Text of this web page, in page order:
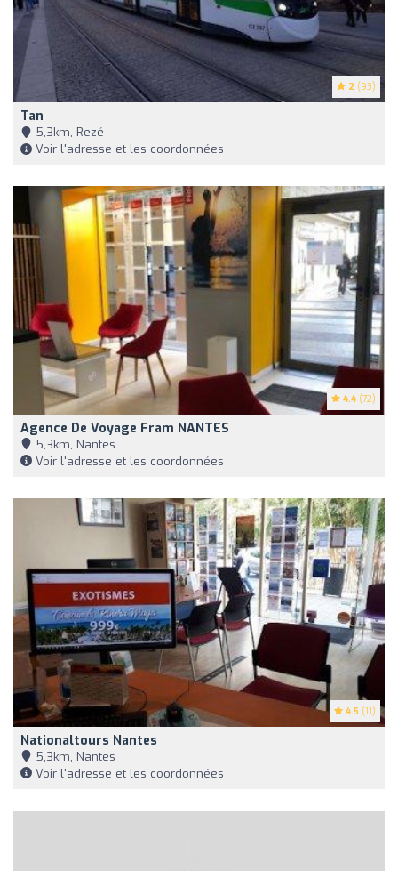
2 (93)
Tan
5,3km, Rezé
Voir l'adresse et les coordonnées
4.4 (72)
Agence De Voyage Fram NANTES
5,3km, Nantes
Voir l'adresse et les coordonnées
4.5 (11)
Nationaltours Nantes
5,3km, Nantes
Voir l'adresse et les coordonnées